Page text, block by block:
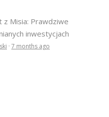
z Misia: Prawdziwe
inwestycjach
· 7 months ago